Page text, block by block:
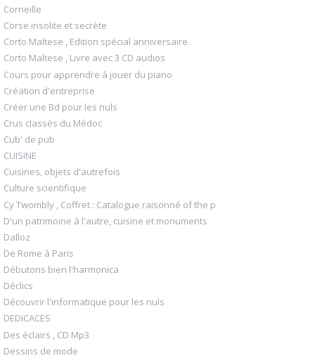
Corneille
Corse insolite et secrète
Corto Maltese , Edition spécial anniversaire
Corto Maltese , Livre avec 3 CD audios
Cours pour apprendre à jouer du piano
Création d'entreprise
Créer une Bd pour les nuls
Crus classés du Médoc
Cub' de pub
CUISINE
Cuisines, objets d'autrefois
Culture scientifique
Cy Twombly , Coffret : Catalogue raisonné of the p
D'un patrimoine à l'autre, cuisine et monuments
Dalloz
De Rome à Paris
Débutons bien l'harmonica
Déclics
Découvrir l'informatique pour les nuls
DEDICACES
Des éclairs , CD Mp3
Dessins de mode